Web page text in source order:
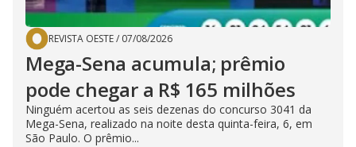
REVISTA OESTE/ 07/08/2026
Mega-Sena acumula; prêmio
pode chegar a R$ 165 milhões
Ninguém acertou as seis dezenas do concurso 3041 da
Mega-Sena, realizado na noite desta quinta-feira, 6, em
São Paulo. O prêmio...